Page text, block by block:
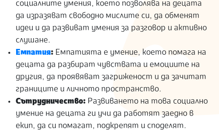
социалните умения, което позволява на децата
да изразяват свободно мислите си, да обменят
идеи и да развиват умения за разговор и активно
слушане.
Емпатия: Емпатията е умение, което помага на
децата да разбират чувствата и емоциите на
другия, да проявяват загриженост и да зачитат
границите и личното пространство.
Сътрудничество: Развиването на това социално
умение на децата ги учи да работят заедно в
екип, да си помагат, подкрепят и споделят.